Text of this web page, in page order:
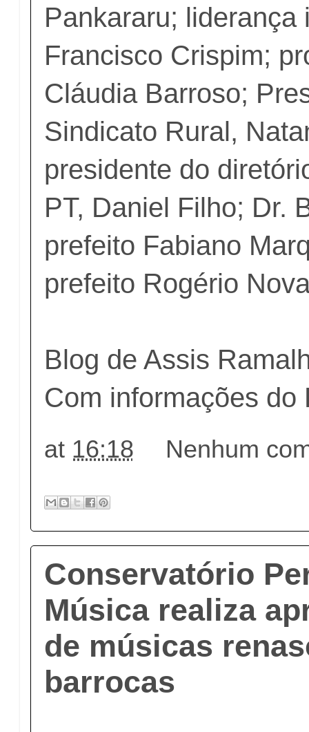
Pankararu; liderança
Francisco Crispim;
Cláudia Barroso;
Sindicato Rural,
presidente do
PT, Daniel Filho; Dr.
prefeito Fabiano
prefeito Rogério
Blog de Assis
Com informações do
at 16:18 Nenhum
Conservatório
Música realiza
de músicas
barrocas